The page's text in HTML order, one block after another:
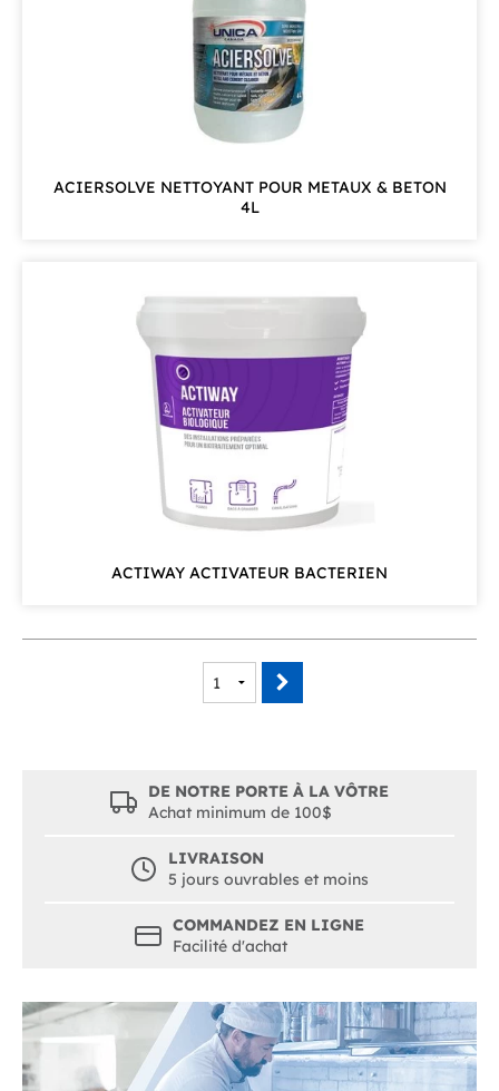
ACIERSOLVE NETTOYANT POUR METAUX & BETON
4L
ACTIWAY ACTIVATEUR BACTERIEN
DE NOTRE PORTE À LA VÔTRE
Achat minimum de 100$
LIVRAISON
5 jours ouvrables et moins
COMMANDEZ EN LIGNE
Facilité d'achat